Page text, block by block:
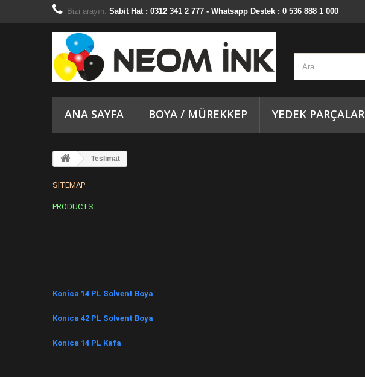
Bizi arayın: Sabit Hat : 0312 341 2 777 - Whatsapp Destek : 0 536 888 1 000
ANA SAYFA BOYA / MÜREKKEP YEDEK PARÇALAR
Teslimat
SITEMAP
PRODUCTS
Konica 14 PL Solvent Boya
Konica 42 PL Solvent Boya
Konica 14 PL Kafa